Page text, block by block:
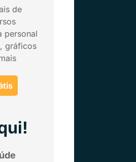
de
personal
gráficos